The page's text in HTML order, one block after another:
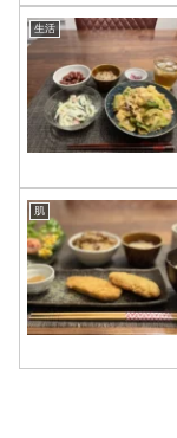
生活
肌